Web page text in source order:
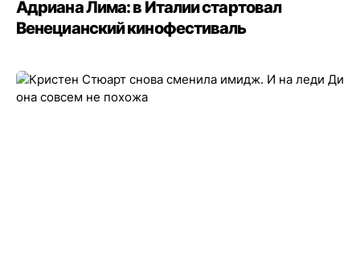
Адриана Лима: в Италии стартовал
Венецианский кинофестиваль